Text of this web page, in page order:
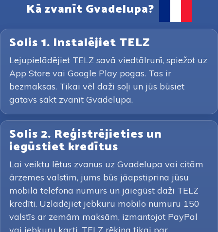
Kā zvanīt Gvadelupa?
Solis 1. Instalējiet TELZ
Lejupielādējiet TELZ savā viedtālrunī, spiežot uz
App Store vai Google Play pogas. Tas ir
bezmaksas. Tikai vēl daži soļi un jūs būsiet
gatavs sākt zvanīt Gvadelupa.
Solis 2. Reģistrējieties un
iegūstiet kredītus
Lai veiktu lētus zvanus uz Gvadelupa vai citām
ārzemes valstīm, jums būs jāapstiprina jūsu
mobilā telefona numurs un jāiegūst daži TELZ
kredīti. Uzladējiet jebkuru mobilo numuru 150
valstīs ar zemām maksām, izmantojot PayPal